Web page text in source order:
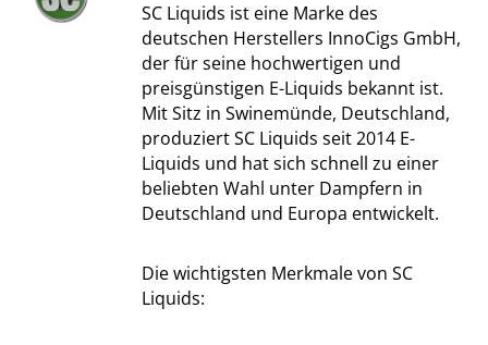
SC Liquids ist eine Marke des
deutschen Herstellers InnoCigs GmbH,
der für seine hochwertigen und
preisgünstigen E-Liquids bekannt ist.
Mit Sitz in Swinemünde, Deutschland,
produziert SC Liquids seit 2014 E-
Liquids und hat sich schnell zu einer
beliebten Wahl unter Dampfern in
Deutschland und Europa entwickelt.
Die wichtigsten Merkmale von SC
Liquids: